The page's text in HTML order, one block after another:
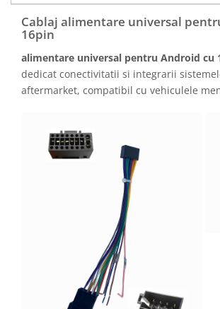
Camere BMW
Camere Ford
Camere Opel
Camere Renault
Cablaj alimentare universal
16pin
alimentare universal pentru Android cu
dedicat conectivitatii si integrarii
aftermarket, compatibil cu vehiculele